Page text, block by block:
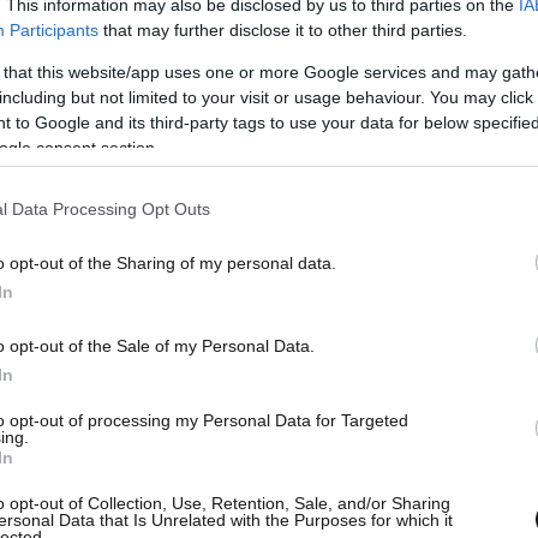
This information may also be disclosed by us to third parties on the
Participants that may further disclose it to other third parties.
that this website/app uses one or more Google services and may
but not limited to your visit or usage behaviour. You may
to Google and its third-party tags to use your data for below
consent section.
Data Processing Opt Outs
opt-out of the Sharing of my personal data.
opt-out of the Sale of my Personal Data.
opt-out of processing my Personal Data for Targeted
opt-out of Collection, Use, Retention, Sale, and/or Sharing
Data that Is Unrelated with the Purposes for which it
να διαφεύγουν πανικόβλητοι με οχήματα,
threatens US targets over
https://t.co/tGRul184Ia